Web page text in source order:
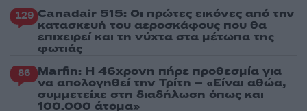
129 Canadair 515: Οι πρώτες εικόνες από την
κατασκευή του αεροσκάφους που θα
επιχειρεί και τη νύχτα στα μέτωπα της
φωτιάς
86 Marfin: Η 46χρονη πήρε προθεσμία για
να απολογηθεί την Τρίτη – «Είναι αθώα,
συμμετείχε στη διαδήλωση όπως και
100.000 άτομα»